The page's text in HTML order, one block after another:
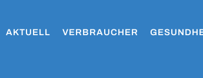
AKTUELL VERBRAUCHER